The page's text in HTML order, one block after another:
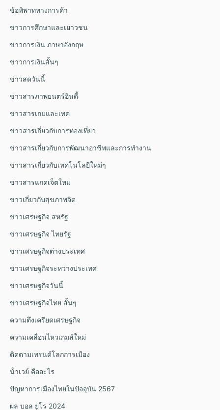
ข้อพิพาททางการค้า
ข่าวการศึกษาและเยาวชน
ข่าวการเงิน ภาษาอังกฤษ
ข่าวการเงินสั้นๆ
ข่าวสดวันนี้
ข่าวสารภาพยนตร์อินดี้
ข่าวสารเกมและเทค
ข่าวสารเกี่ยวกับการท่องเที่ยว
ข่าวสารเกี่ยวกับการพัฒนาอาชีพและการทำงาน
ข่าวสารเกี่ยวกับเทคโนโลยีใหม่ๆ
ข่าวสารแกดเจ็ตใหม่
ข่าวเกี่ยวกับสุขภาพจิต
ข่าวเศรษฐกิจ สหรัฐ
ข่าวเศรษฐกิจ ไทยรัฐ
ข่าวเศรษฐกิจต่างประเทศ
ข่าวเศรษฐกิจระหว่างประเทศ
ข่าวเศรษฐกิจวันนี้
ข่าวเศรษฐกิจไทย สั้นๆ
ความตึงเครียดเศรษฐกิจ
ความเคลื่อนไหวเกมส์ใหม่
ติดตามเทรนด์โลกการเมือง
น้ําเวย์ คืออะไร
ปัญหาการเมืองไทยในปัจจุบัน 2567
ผล บอล ยูโร 2024